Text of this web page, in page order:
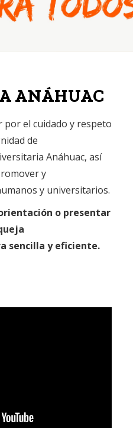
ANÁHUAC
por el cuidado y respeto
de
Anáhuac, así
y
y universitarios.
o presentar
sencilla y eficiente.